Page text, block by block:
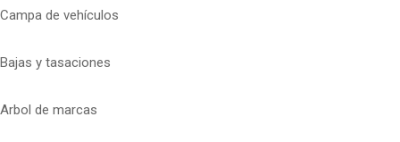
Campa de vehículos
Bajas y tasaciones
Arbol de marcas